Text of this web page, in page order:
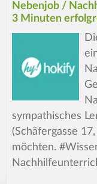
Nebenjob /
3 Minuten
sympathisches
(Schäfergasse
möchten.